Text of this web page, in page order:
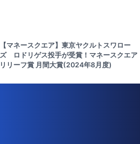
【マネースクエア】東京ヤクルトスワロー
ズ ロドリゲス投手が受賞！マネースクエア
リリーフ賞 月間大賞(2024年8月度)